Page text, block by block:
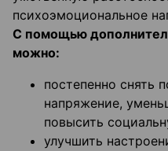
психоэмоциональное
С помощью
можно:
постепенно снять
напряжение,
повысить
улучшить